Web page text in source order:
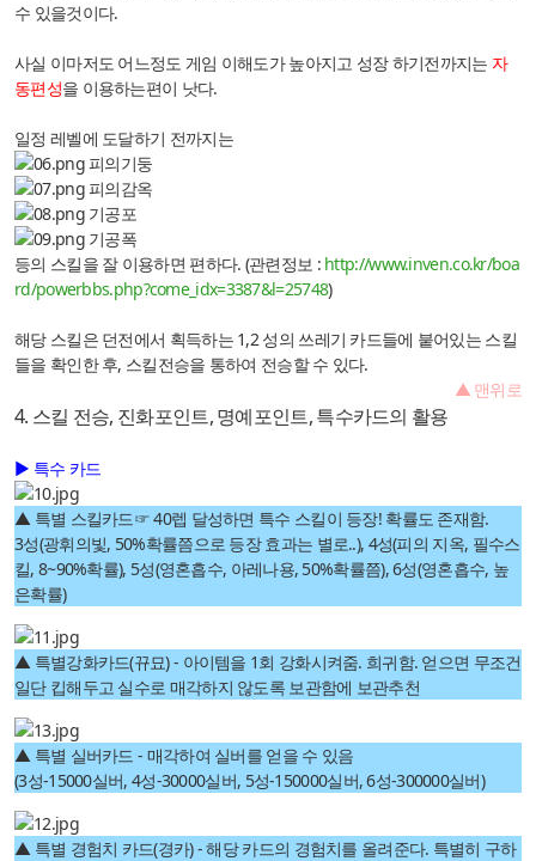
수 있을것이다.
사실 이마저도 어느정도 게임 이해도가 높아지고 성장 하기전까지는 자
동편성을 이용하는편이 낫다.
일정 레벨에 도달하기 전까지는
피의기둥
피의감옥
기공포
기공폭
등의 스킬을 잘 이용하면 편하다. (관련정보 : http://www.inven.co.kr/boa
rd/powerbbs.php?come_idx=3387&l=25748)
해당 스킬은 던전에서 획득하는 1,2 성의 쓰레기 카드들에 붙어있는 스킬
들을 확인한 후, 스킬전승을 통하여 전승할 수 있다.
▲ 맨위로
4. 스킬 전승, 진화포인트, 명예포인트, 특수카드의 활용
▶ 특수 카드
▲ 특별 스킬카드☞ 40렙 달성하면 특수 스킬이 등장! 확률도 존재함.
3성(광휘의빛, 50%확률쯤으로 등장 효과는 별로..), 4성(피의 지옥, 필수스
킬, 8~90%확률), 5성(영혼흡수, 아레나용, 50%확률쯤), 6성(영혼흡수, 높
은확률)
▲ 특별강화카드(뀨묘) - 아이템을 1회 강화시켜줌. 희귀함. 얻으면 무조건
일단 킵해두고 실수로 매각하지 않도록 보관함에 보관추천
▲ 특별 실버카드 - 매각하여 실버를 얻을 수 있음
(3성-15000실버, 4성-30000실버, 5성-150000실버, 6성-300000실버)
▲ 특별 경험치 카드(경카) - 해당 카드의 경험치를 올려준다. 특별히 구하